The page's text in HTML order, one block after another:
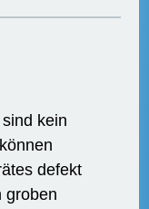
kein
defekt
groben